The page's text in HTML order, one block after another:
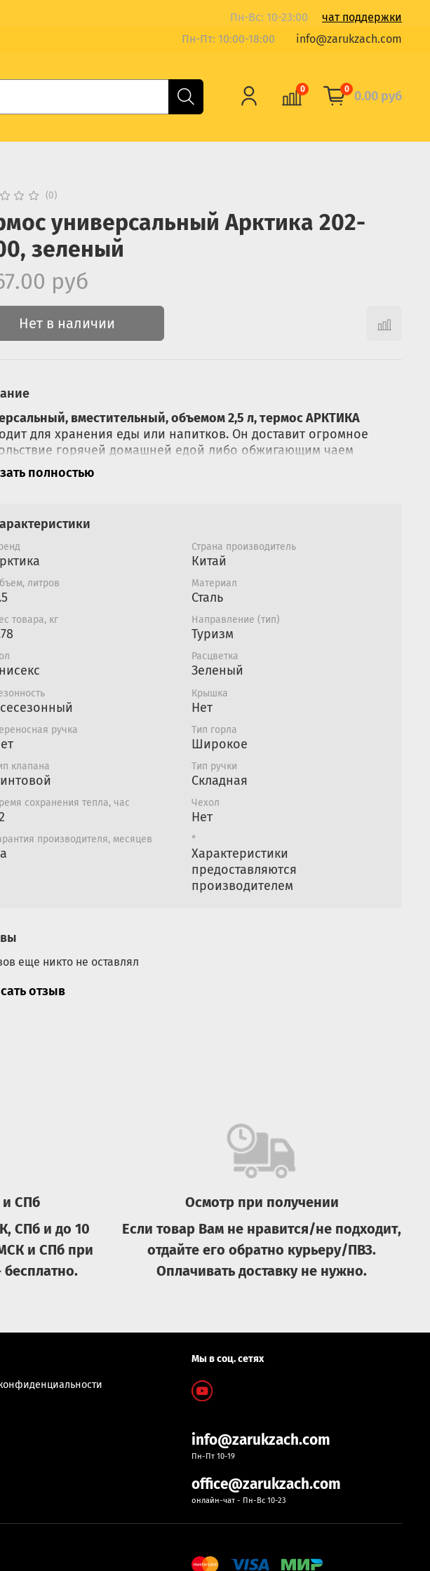
Пн-Вс: 10-23:00
чат поддержки
Пн-Пт: 10:00-18:00 info@zarukzach.com
0 0 0.00 руб
(0)
универсальный Арктика 202-
зеленый
руб
Нет в наличии
вместительный, объемом 2,5 л, термос АРКТИКА
для хранения еды или напитков. Он доставит огромное
горячей домашней едой либо обжигающим чаем
походе, и на охоте, и на рыбалке .
и вмятин
большие чаши с двумя ложками в комплекте, удобны для
обеда
Легкое нажатие кнопки на крышке обеспечит быстрый и удобный
доступ к горячему чаю или кофе
Специальные ножки позволят перевозить термос
в горизонтальном положении в автомобиле или лодке
ручка легко и быстро складывается не занимая
дополнительного объема в рюкзаке. Не мыть в посудомоечной
хранить в чистом и сухом виде.
термоса Арктика 202-2500:
производителя, месяцев
Всесезонный
направления
ручка
Широкое
Винтовой
Складная
сохранения тепла, час
32
полностью
Страна производитель
Китай
литров Материал
Сталь
товара, кг Направление (тип)
Туризм
Расцветка
Зеленый
Крышка
Нет
ручка Тип горла
Широкое
клапана Тип ручки
Складная
сохранения тепла, час Чехол
Нет
производителя, месяцев *
Характеристики
предоставляются
производителем
еще никто не оставлял
отзыв
СПб
СПб и до 10
и СПб при
бесплатно.
Осмотр при получении
Если товар Вам не нравится/не подходит,
отдайте его обратно курьеру/ПВЗ.
Оплачивать доставку не нужно.
Мы в соц. сетях
info@zarukzach.com
Пн-Пт 10-19
office@zarukzach.com
онлайн-чат - Пн-Вс 10-23